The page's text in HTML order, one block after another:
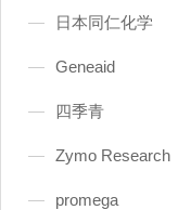
日本同仁化学
Geneaid
四季青
Zymo Research
promega